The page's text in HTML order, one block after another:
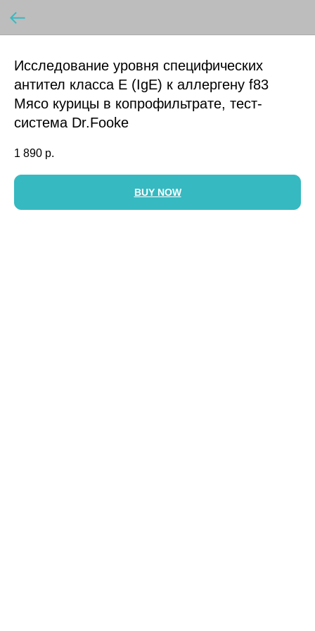
Исследование уровня специфических
антител класса E (IgE) к аллергену f83
Мясо курицы в копрофильтрате, тест-
система Dr.Fooke
1 890 р.
BUY NOW